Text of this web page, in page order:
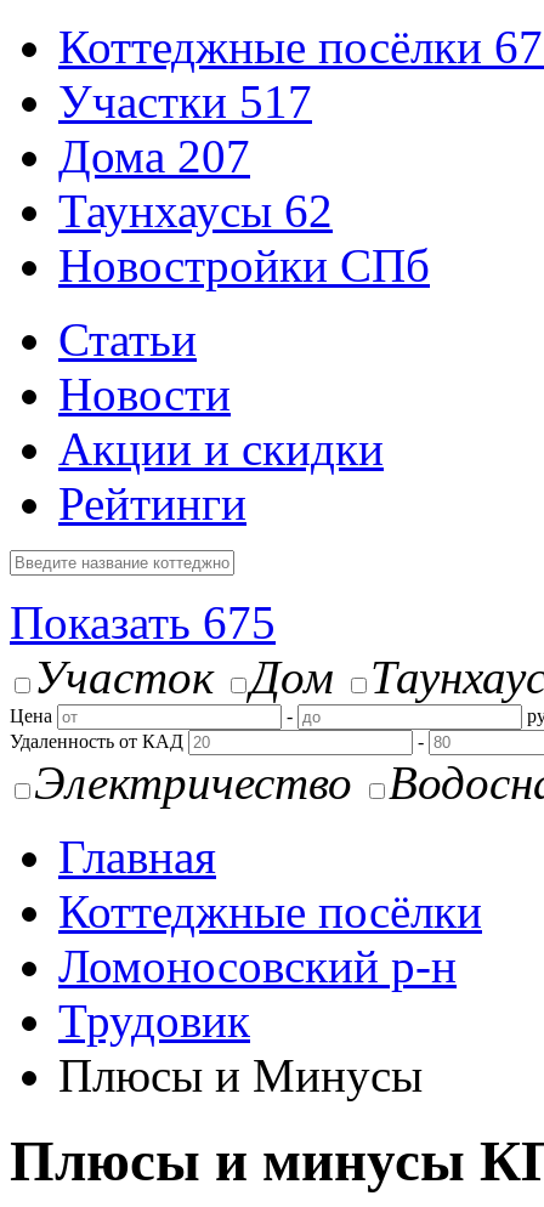
Коттеджные посёлки
Участки 517
Дома 207
Таунхаусы 62
Новостройки СПб
Статьи
Новости
Акции и скидки
Рейтинги
Показать 675
Участок
Дом
Цена -
Удаленность от КАД
-
Электричество
Главная
Коттеджные посёлки
Ломоносовский р-н
Трудовик
Плюсы и Минусы
Плюсы и минусы